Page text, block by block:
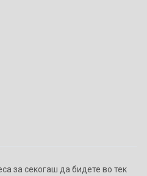
за секогаш да бидете во тек